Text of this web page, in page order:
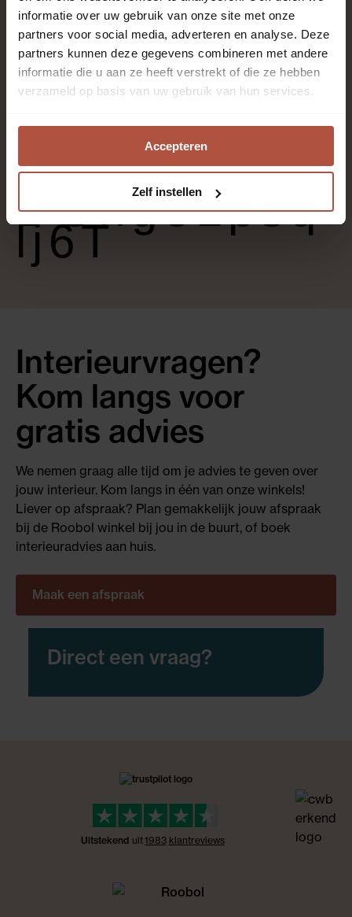
informatie over uw gebruik van onze site met onze
partners voor social media, adverteren en analyse. Deze
partners kunnen deze gegevens combineren met andere
informatie die u aan ze heeft verstrekt of die ze hebben
verzameld op basis van uw gebruik van hun services.
Accepteren
Zelf instellen
Synthetische garens
Slaapkamer, Thuiskantoor, Trap, Woonkamer
Effen
DGhgeLpsq
lj6T
Interieurvragen?
Kom langs voor
gratis advies
We nemen graag alle tijd om je advies te geven over
jouw interieur. Kom langs in één van onze winkels!
Liever op afspraak? Plan gemakkelijk jouw afspraak
bij de Roobol winkel bij jou in de buurt, of boek
interieuradvies aan huis.
Maak een afspraak
Direct een vraag?
Uitstekend uit 1983 klantreviews